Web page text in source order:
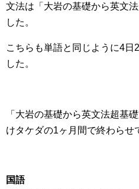
文法は「大岩の基礎から英文
した。
こちらも単語と同じように4日
した。
「大岩の基礎から英文法超基
けタケダの1ヶ月間で終わらせ
国語